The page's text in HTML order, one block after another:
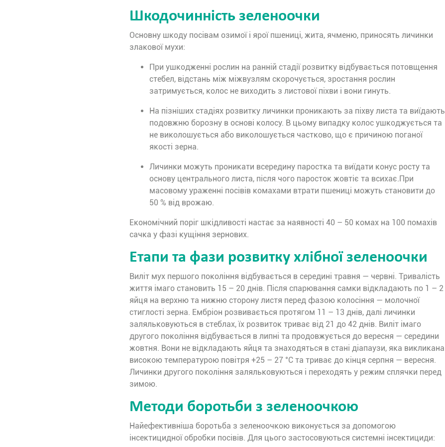
Шкодочинність зеленоочки
Основну шкоду посівам озимої і ярої пшениці, жита, ячменю, приносять личинки
злакової мухи:
При ушкодженні рослин на ранній стадії розвитку відбувається потовщення
стебел, відстань між міжвузлям скорочується, зростання рослин
затримується, колос не виходить з листової піхви і вони гинуть.
На пізніших стадіях розвитку личинки проникають за піхву листа та виїдають
подовжню борозну в основі колосу. В цьому випадку колос ушкоджується та
не виколошується або виколошується частково, що є причиною поганої
якості зерна.
Личинки можуть проникати всередину паростка та виїдати конус росту та
основу центрального листа, після чого паросток жовтіє та всихає.При
масовому ураженні посівів комахами втрати пшениці можуть становити до
50 % від врожаю.
Економічний поріг шкідливості настає за наявності 40 – 50 комах на 100 помахів
сачка у фазі кущіння зернових.
Етапи та фази розвитку хлібної зеленоочки
Виліт мух першого покоління відбувається в середині травня — червні. Тривалість
життя імаго становить 15 – 20 днів. Після спарювання самки відкладають по 1 – 2
яйця на верхню та нижню сторону листя перед фазою колосіння — молочної
стиглості зерна. Ембріон розвивається протягом 11 – 13 днів, далі личинки
заляльковуються в стеблах, їх розвиток триває від 21 до 42 днів. Виліт імаго
другого покоління відбувається в липні та продовжується до вересня — середини
жовтня. Вони не відкладають яйця та знаходяться в стані діапаузи, яка викликана
високою температурою повітря +25 – 27 °C та триває до кінця серпня — вересня.
Личинки другого покоління заляльковуються і переходять у режим сплячки перед
зимою.
Методи боротьби з зеленоочкою
Найефективніша боротьба з зеленоочкою виконується за допомогою
інсектицидної обробки посівів. Для цього застосовуються системні інсектициди: